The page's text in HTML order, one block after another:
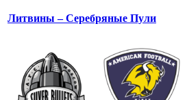
Литвины – Серебряные Пули